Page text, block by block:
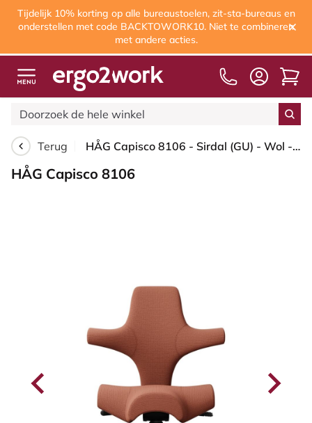
Tijdelijk 10% korting op alle bureaustoelen, zit-sta-bureaus en
onderstellen met code BACKTOWORK10. Niet te combineren
met andere acties.
Terug HÅG Capisco 8106 - Sirdal (GU) - Wol - SRD630 - Brick red - Framekleur - Zwart - Gasveer - 150 mm (Zithoogte 40-55cm) - Vloercontact - Glijdoppen - Voetenring - Nee, geen voetenring - Voetster - Nee, voetster in framekleur
HÅG Capisco 8106